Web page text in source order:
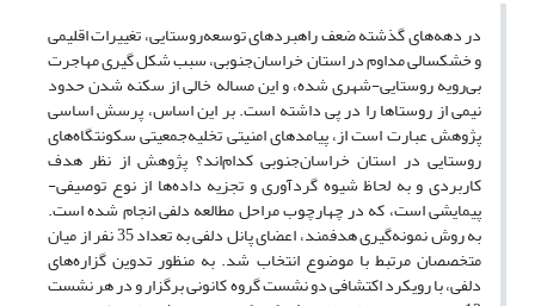
در دهه‌های گذشته ضعف راهبردهای توسعه‌روستایی، تغییرات اقلیمی
و خشکسالی مداوم در استان خراسان‌جنوبی، سبب شکل گیری مهاجرت
بی‌رویه روستایی-شهری شده، و این مساله خالی از سکنه شدن حدود
نیمی از روستاها را در پی داشته است. بر این اساس، پرسش اساسی
پژوهش عبارت است از، پیامدهای امنیتی تخلیه‌جمعیتی سکونتگاه‌های
روستایی در استان خراسان‌جنوبی کدام‌اند؟ پژوهش از نظر هدف
کاربردی و به لحاظ شیوه گردآوری و تجزیه داده‌ها از نوع توصیفی-
پیمایشی است، که در چهارچوب مراحل مطالعه دلفی انجام شده است.
به روش نمونه‌گیری هدفمند، اعضای پانل دلفی به تعداد 35 نفر از میان
متخصصان مرتبط با موضوع انتخاب شد. به منظور تدوین گزاره‌های
دلفی، با رویکرد اکتشافی دو نشست گروه کانونی برگزار و در هر نشست